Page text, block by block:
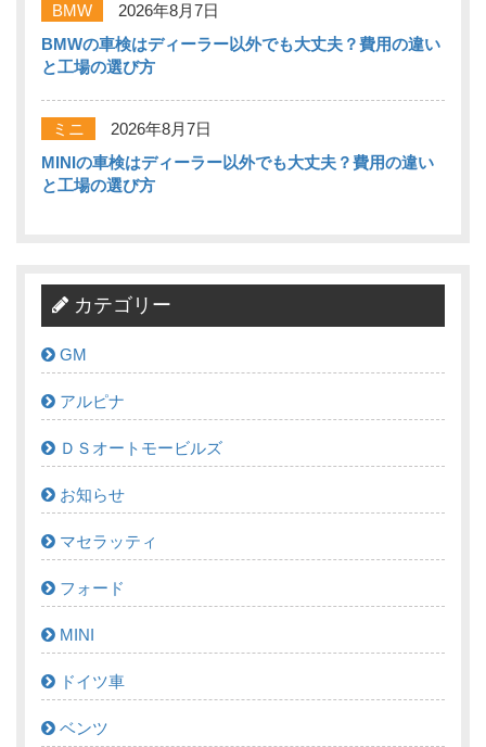
BMW
2026年8月7日
BMWの車検はディーラー以外でも大丈夫？費用の違い
と工場の選び方
ミニ
2026年8月7日
MINIの車検はディーラー以外でも大丈夫？費用の違い
と工場の選び方
カテゴリー
GM
アルピナ
ＤＳオートモービルズ
お知らせ
マセラッティ
フォード
MINI
ドイツ車
ベンツ